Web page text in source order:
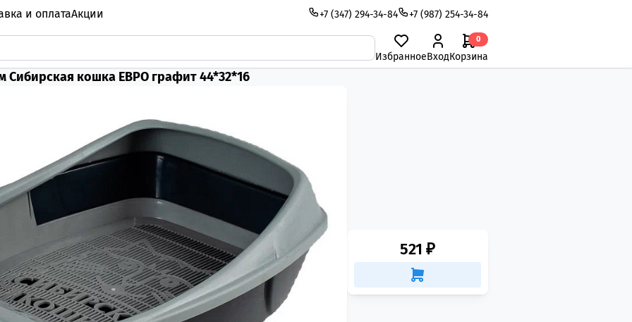
и оплатаАкции +7 (347) 294-34-84 +7 (987) 254-34-84
ИзбранноеВход
0
Корзина
Сибирская кошка ЕВРО графит 44*32*16
521 ₽